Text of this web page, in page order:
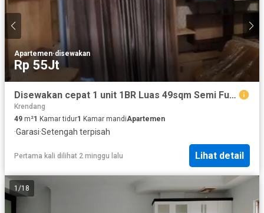
Apartemen·disewakan
Rp 55Jt
Disewakan cepat 1 unit 1BR Luas 49sqm Semi Furnish Area GajahMada
Krendang
49 m²1 Kamar tidur1 Kamar mandiApartemen
·Garasi·Setengah terpisah
Pertama kali dilihat 2 minggu lalu Lihat detail
1 /18